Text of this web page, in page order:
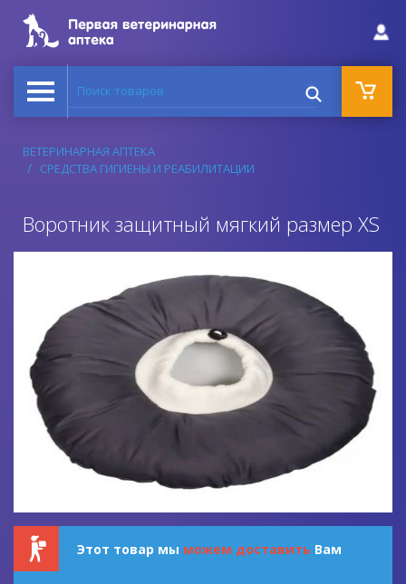
Поиск товаров
ВЕТЕРИНАРНАЯ АПТЕКА
СРЕДСТВА ГИГИЕНЫ И РЕАБИЛИТАЦИИ
Воротник защитный мягкий размер XS
Этот товар мы можем доставить Вам